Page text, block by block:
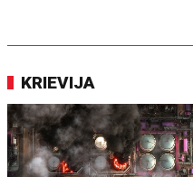
KRIEVIJA